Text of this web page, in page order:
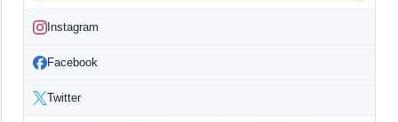
Instagram
Facebook
Twitter